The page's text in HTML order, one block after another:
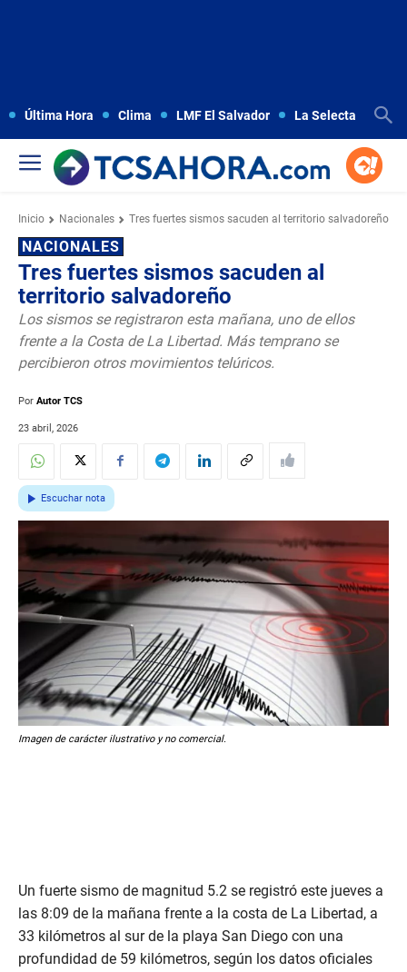
Última Hora Clima LMF El Salvador La Selecta
Inicio Nacionales Tres fuertes sismos sacuden al territorio salvadoreño
NACIONALES
Tres fuertes sismos sacuden al
territorio salvadoreño
Los sismos se registraron esta mañana, uno de ellos
frente a la Costa de La Libertad. Más temprano se
percibieron otros movimientos telúricos.
Por Autor TCS
23 abril, 2026
Escuchar nota
Imagen de carácter ilustrativo y no comercial.
Un fuerte sismo de magnitud 5.2 se registró este jueves a
las 8:09 de la mañana frente a la costa de La Libertad, a
33 kilómetros al sur de la playa San Diego con una
profundidad de 59 kilómetros, según los datos oficiales